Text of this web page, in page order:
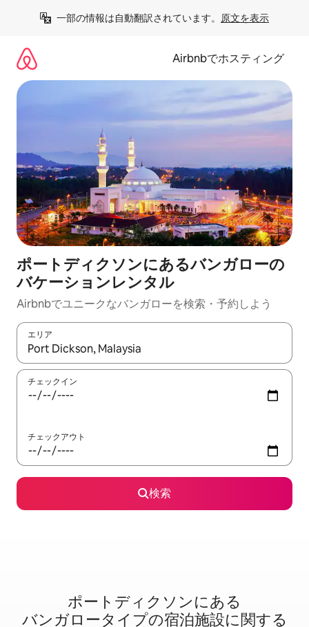
一部の情報は自動翻訳されています。 原文を表示
Airbnbでホスティング
ポートディクソンにあるバンガローの
バケーションレンタル
Airbnbでユニークなバンガローを検索・予約しよう
エリア
検索結果が表示されたら、上下の矢印キーを使って移動するか
チェックイン
チェックアウト
検索
ポートディクソンに⁠あ⁠る
バ⁠ン⁠ガ⁠ロ⁠ー⁠タ⁠イ⁠プ⁠の宿⁠泊⁠施⁠設⁠に関⁠す⁠る